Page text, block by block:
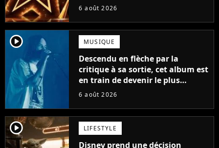
6 août 2026
player2 MUSIQUE
Descendu en flèche par la
critique à sa sortie, cet album est
en train de devenir le plus
populaire de son auteur
6 août 2026
player2 LIFESTYLE
Disney prend une décision